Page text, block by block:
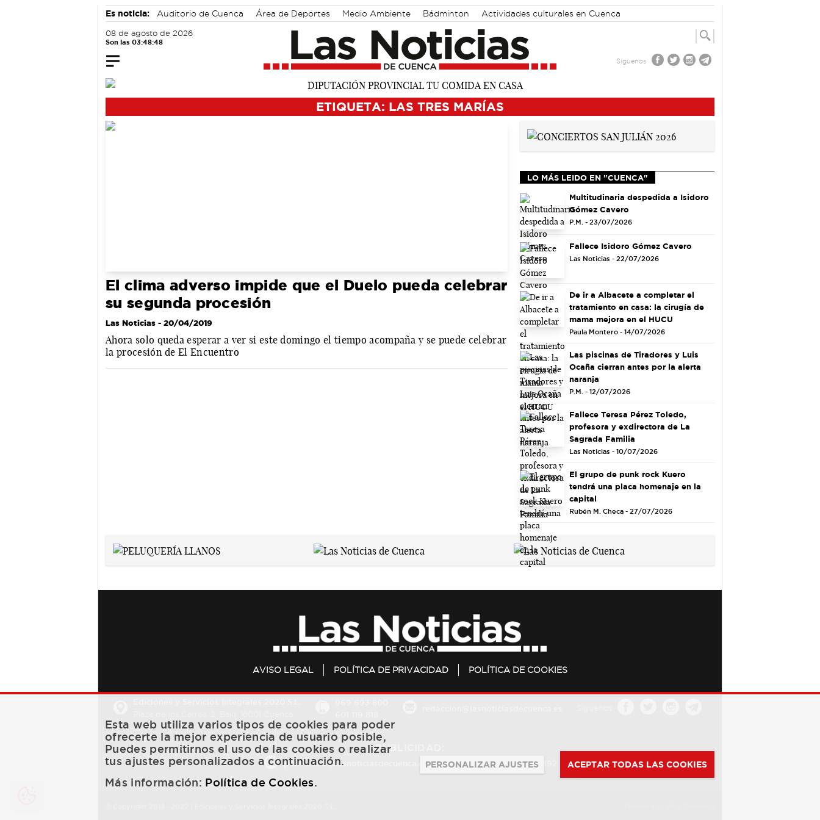
Es noticia: Auditorio de Cuenca Área de Deportes Medio Ambiente Bádminton
Actividades culturales en Cuenca
08 de agosto de 2026
Son las 03:48:48
Síguenos
ETIQUETA: LAS TRES MARÍAS
El clima adverso impide que el Duelo pueda celebrar
su segunda procesión
Las Noticias - 20/04/2019
Ahora solo queda esperar a ver si este domingo el tiempo acompaña y se puede celebrar
la procesión de El Encuentro
LO MÁS LEIDO EN "CUENCA"
Multitudinaria despedida a Isidoro
Gómez Cavero
P.M. - 23/07/2026
Fallece Isidoro Gómez Cavero
Las Noticias - 22/07/2026
De ir a Albacete a completar el
tratamiento en casa: la cirugía de
mama mejora en el HUCU
Paula Montero - 14/07/2026
Las piscinas de Tiradores y Luis
Ocaña cierran antes por la alerta
naranja
P.M. - 12/07/2026
Fallece Teresa Pérez Toledo,
profesora y exdirectora de La
Sagrada Familia
Las Noticias - 10/07/2026
El grupo de punk rock Kuero
tendrá una placa homenaje en la
capital
Rubén M. Checa - 27/07/2026
AVISO LEGAL POLÍTICA DE PRIVACIDAD POLÍTICA DE COOKIES
PUBLICIDAD:
publicidad@lasnoticiasdecuenca.es 684 126 573 / 670 726 392
Esta web utiliza varios tipos de cookies para poder
ofrecerte la mejor experiencia de usuario posible,
Puedes permitirnos el uso de las cookies o realizar
tus ajustes personalizados a continuación.
Más información: Política de Cookies.
PERSONALIZAR AJUSTES ACEPTAR TODAS LAS COOKIES